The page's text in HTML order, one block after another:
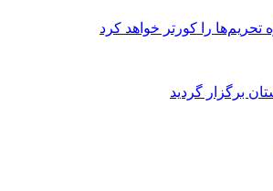
تحریم‌ها را کورتر خواهد کرد
برگزار گردید